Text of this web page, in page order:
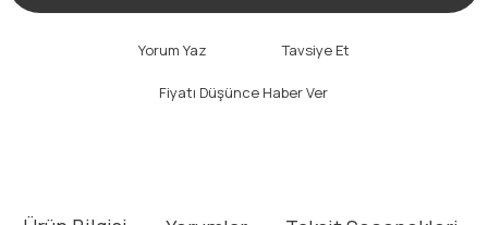
Yorum Yaz Tavsiye Et
Fiyatı Düşünce Haber Ver